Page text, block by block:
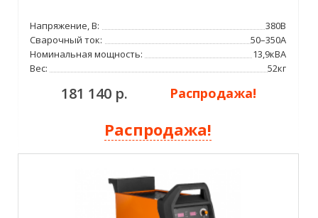
Напряжение, В:
380В
Сварочный ток:
50–350А
Номинальная мощность:
13,9кВА
Вес:
52кг
181 140 р. Распродажа!
Распродажа!